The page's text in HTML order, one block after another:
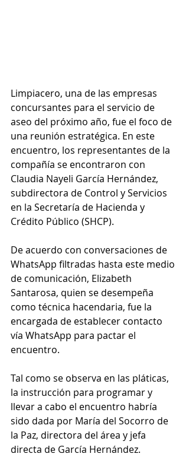
Limpiacero, una de las empresas
concursantes para el servicio de
aseo del próximo año, fue el foco de
una reunión estratégica. En este
encuentro, los representantes de la
compañía se encontraron con
Claudia Nayeli García Hernández,
subdirectora de Control y Servicios
en la Secretaría de Hacienda y
Crédito Público (SHCP).
De acuerdo con conversaciones de
WhatsApp filtradas hasta este medio
de comunicación, Elizabeth
Santarosa, quien se desempeña
como técnica hacendaria, fue la
encargada de establecer contacto
vía WhatsApp para pactar el
encuentro.
Tal como se observa en las pláticas,
la instrucción para programar y
llevar a cabo el encuentro habría
sido dada por María del Socorro de
la Paz, directora del área y jefa
directa de García Hernández.